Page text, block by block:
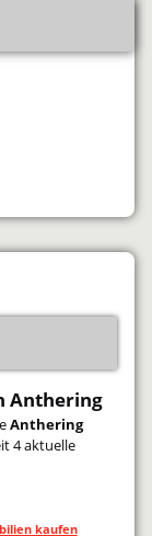
Anthering
Anthering
4 aktuelle
kaufen